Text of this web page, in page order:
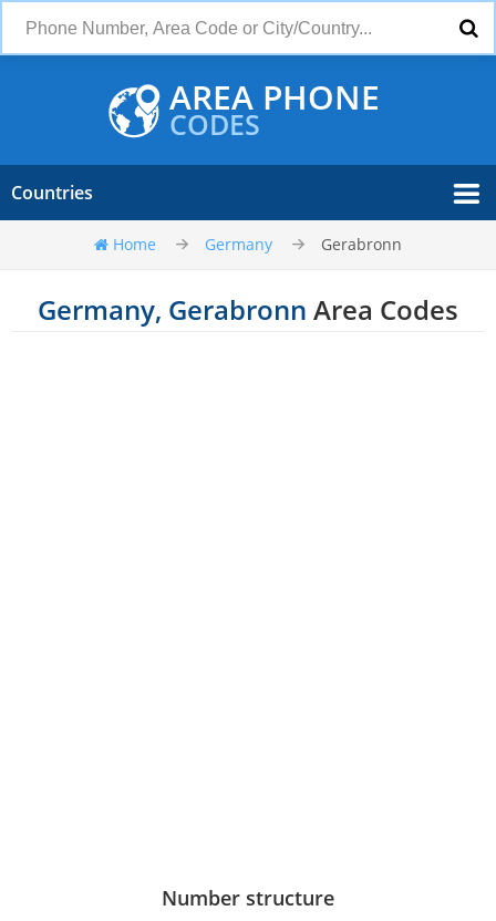
AREA PHONE
CODES
Countries
Home Germany Gerabronn
Germany, Gerabronn Area Codes
Number structure